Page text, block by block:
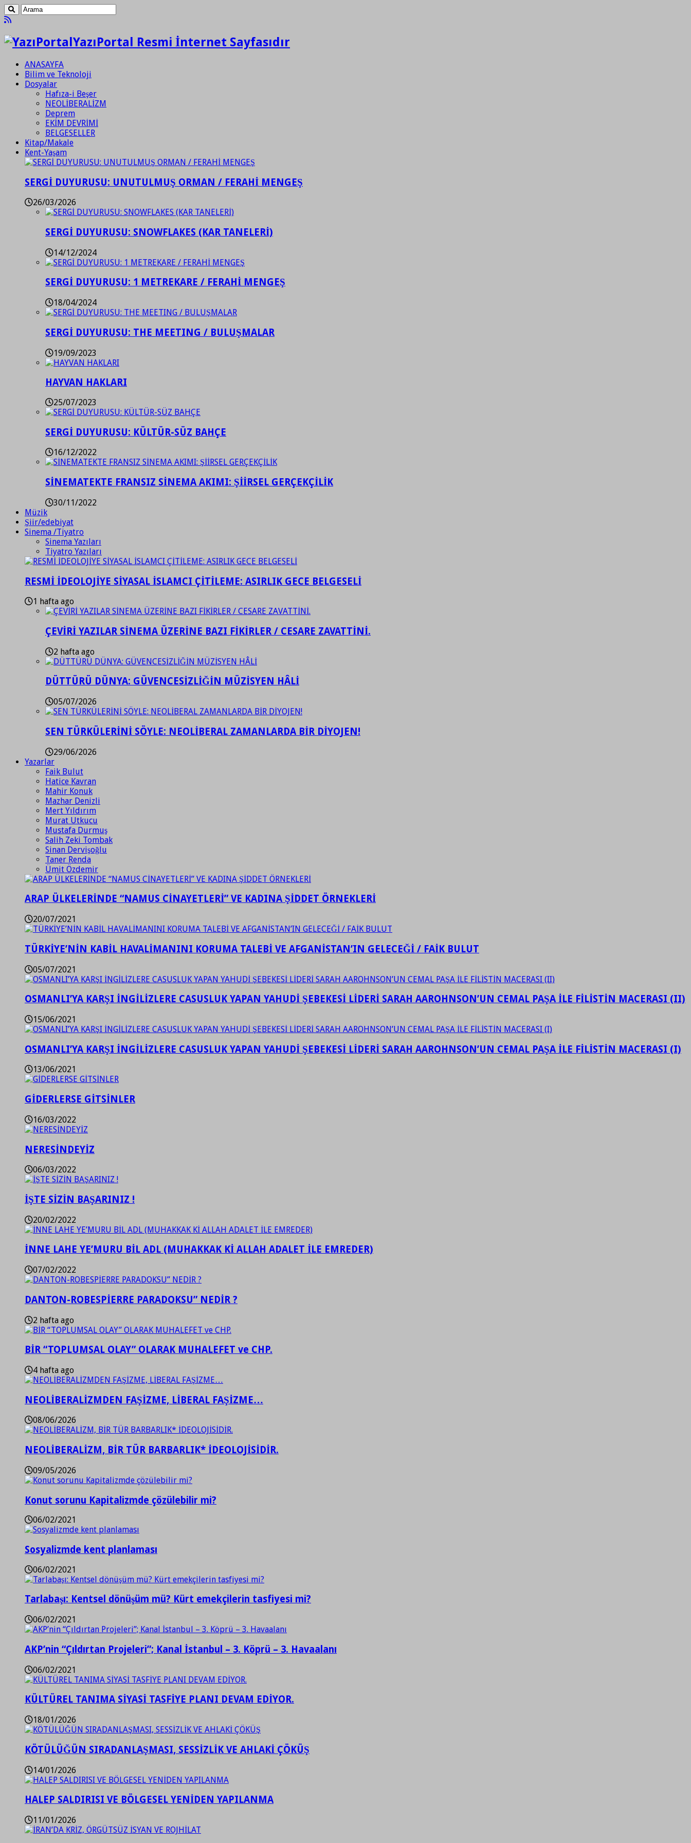
YazıPortal Resmi İnternet Sayfasıdır
ANASAYFA
Bilim ve Teknoloji
Dosyalar
Hafıza-i Beşer
NEOLİBERALİZM
Deprem
EKİM DEVRİMİ
BELGESELLER
Kitap/Makale
Kent-Yaşam
SERGİ DUYURUSU: UNUTULMUŞ ORMAN / FERAHİ MENGEŞ
26/03/2026
SERGİ DUYURUSU: SNOWFLAKES (KAR TANELERİ)
14/12/2024
SERGİ DUYURUSU: 1 METREKARE / FERAHİ MENGEŞ
18/04/2024
SERGİ DUYURUSU: THE MEETING / BULUŞMALAR
19/09/2023
HAYVAN HAKLARI
25/07/2023
SERGİ DUYURUSU: KÜLTÜR-SÜZ BAHÇE
16/12/2022
SİNEMATEKTE FRANSIZ SİNEMA AKIMI: ŞİİRSEL GERÇEKÇİLİK
30/11/2022
Müzik
Şiir/edebiyat
Sinema /Tiyatro
Sinema Yazıları
Tiyatro Yazıları
RESMİ İDEOLOJİYE SİYASAL İSLAMCI ÇİTİLEME: ASIRLIK GECE BELGESELİ
1 hafta ago
ÇEVİRİ YAZILAR SİNEMA ÜZERİNE BAZI FİKİRLER / CESARE ZAVATTİNİ.
2 hafta ago
DÜTTÜRÜ DÜNYA: GÜVENCESİZLİĞİN MÜZİSYEN HÂLİ
05/07/2026
SEN TÜRKÜLERİNİ SÖYLE: NEOLİBERAL ZAMANLARDA BİR DİYOJEN!
29/06/2026
Yazarlar
Faik Bulut
Hatice Kavran
Mahir Konuk
Mazhar Denizli
Mert Yıldırım
Murat Utkucu
Mustafa Durmuş
Salih Zeki Tombak
Sinan Dervişoğlu
Taner Renda
Ümit Özdemir
ARAP ÜLKELERİNDE “NAMUS CİNAYETLERİ” VE KADINA ŞİDDET ÖRNEKLERİ
20/07/2021
TÜRKİYE’NİN KABİL HAVALİMANINI KORUMA TALEBİ VE AFGANİSTAN’IN GELECEĞİ / FAİK BULUT
05/07/2021
OSMANLI’YA KARŞI İNGİLİZLERE CASUSLUK YAPAN YAHUDİ ŞEBEKESİ LİDERİ SARAH AAROHNSON’UN CEMAL PAŞA İLE FİLİSTİN MACERASI (II)
15/06/2021
OSMANLI’YA KARŞI İNGİLİZLERE CASUSLUK YAPAN YAHUDİ ŞEBEKESİ LİDERİ SARAH AAROHNSON’UN CEMAL PAŞA İLE FİLİSTİN MACERASI (I)
13/06/2021
GİDERLERSE GİTSİNLER
16/03/2022
NERESİNDEYİZ
06/03/2022
İŞTE SİZİN BAŞARINIZ !
20/02/2022
İNNE LAHE YE’MURU BİL ADL (MUHAKKAK Kİ ALLAH ADALET İLE EMREDER)
07/02/2022
DANTON-ROBESPİERRE PARADOKSU” NEDİR ?
2 hafta ago
BİR “TOPLUMSAL OLAY” OLARAK MUHALEFET ve CHP.
4 hafta ago
NEOLİBERALİZMDEN FAŞİZME, LİBERAL FAŞİZME…
08/06/2026
NEOLİBERALİZM, BİR TÜR BARBARLIK* İDEOLOJİSİDİR.
09/05/2026
Konut sorunu Kapitalizmde çözülebilir mi?
06/02/2021
Sosyalizmde kent planlaması
06/02/2021
Tarlabaşı: Kentsel dönüşüm mü? Kürt emekçilerin tasfiyesi mi?
06/02/2021
AKP’nin “Çıldırtan Projeleri”; Kanal İstanbul – 3. Köprü – 3. Havaalanı
06/02/2021
KÜLTÜREL TANIMA SİYASİ TASFİYE PLANI DEVAM EDİYOR.
18/01/2026
KÖTÜLÜĞÜN SIRADANLAŞMASI, SESSİZLİK VE AHLAKİ ÇÖKÜŞ
14/01/2026
HALEP SALDIRISI VE BÖLGESEL YENİDEN YAPILANMA
11/01/2026